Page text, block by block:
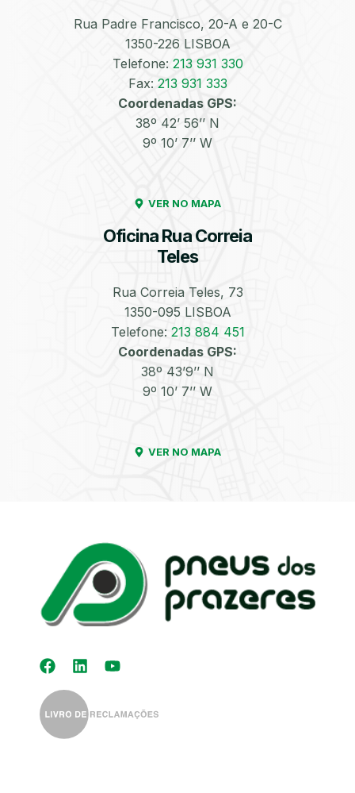
Rua Padre Francisco, 20-A e 20-C
1350-226 LISBOA
Telefone: 213 931 330
Fax: 213 931 333
Coordenadas GPS:
38º 42’ 56’’ N
9º 10’ 7’’ W
VER NO MAPA
Oficina Rua Correia
Teles
Rua Correia Teles, 73
1350-095 LISBOA
Telefone: 213 884 451
Coordenadas GPS:
38º 43’9’’ N
9º 10’ 7’’ W
VER NO MAPA
Enchimento de
Azoto/Nitrogénio
Pneus e Jantes
Rodas
Jantes
Kit Distribuição
Diagnóstico
Auto-Rádios